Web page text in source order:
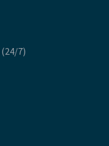
(24/7)